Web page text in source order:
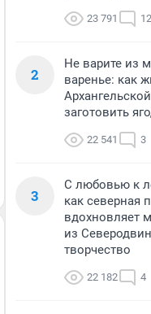
23 791 12
2
Не варите из
варенье: как
заготовить
22 541 3
3
С любовью к
как северная
вдохновляет
из
творчество
22 182 4